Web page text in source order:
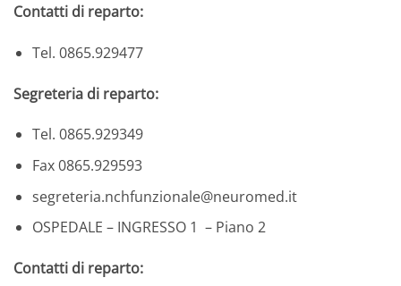
Contatti di reparto:
Tel. 0865.929477
Segreteria di reparto:
Tel. 0865.929349
Fax 0865.929593
segreteria.nchfunzionale@neuromed.it
OSPEDALE – INGRESSO 1 – Piano 2
Contatti di reparto: